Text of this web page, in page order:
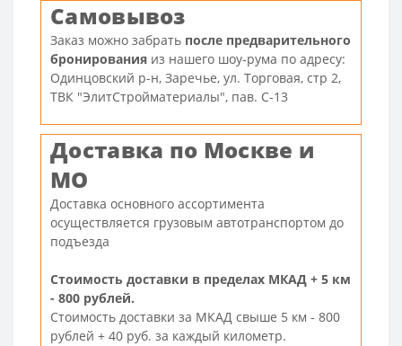
Cамовывоз
Заказ можно забрать после предварительного
бронирования из нашего шоу-рума по адресу:
Одинцовский р-н, Заречье, ул. Торговая, стр 2,
ТВК "ЭлитСтройматериалы", пав. С-13
Доставка по Москве и
МО
Доставка основного ассортимента
осуществляется грузовым автотранспортом до
подъезда
Стоимость доставки в пределах МКАД + 5 км
- 800 рублей.
Cтоимость доставки за МКАД свыше 5 км - 800
рублей + 40 руб. за каждый километр.